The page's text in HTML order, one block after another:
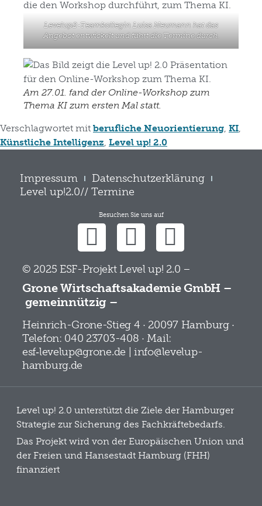
Levelup2-Teamkollegin Luisa Neumann hat das
Angebot entwickelt und führt die Termine durch.
Am 27.01. fand der Online-Workshop zum
Thema KI zum ersten Mal statt.
Verschlagwortet mit berufliche Neuorientierung, KI,
Künstliche Intelligenz, Level up! 2.0
Impressum
Datenschutzerklärung
Level up!2.0// Termine
Besuchen Sie uns auf
© 2025 ESF-Projekt Level up! 2.0 –
Grone Wirtschaftsakademie GmbH –
gemeinnützig –
Heinrich-Grone-Stieg 4 · 20097 Hamburg ·
Telefon: 040 23703-408 · Mail:
esf‑levelup@grone.de | info@levelup-
hamburg.de
Level up! 2.0 unterstützt die Ziele der Hamburger
Strategie zur Sicherung des Fachkräftebedarfs.
Das Projekt wird von der Europäischen Union und
der Freien und Hansestadt Hamburg (FHH)
finanziert